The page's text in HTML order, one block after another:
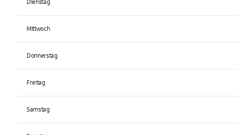
Dienstag
Mittwoch
Donnerstag
Freitag
Samstag